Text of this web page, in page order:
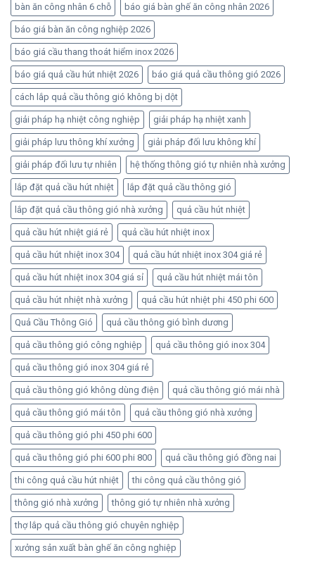
bàn ăn công nhân 6 chỗ báo giá bàn ghế ăn công nhân 2026
báo giá bàn ăn công nghiệp 2026
báo giá cầu thang thoát hiểm inox 2026
báo giá quả cầu hút nhiệt 2026 báo giá quả cầu thông gió 2026
cách lắp quả cầu thông gió không bị dột
giải pháp hạ nhiệt công nghiệp giải pháp hạ nhiệt xanh
giải pháp lưu thông khí xưởng giải pháp đối lưu không khí
giải pháp đối lưu tự nhiên hệ thống thông gió tự nhiên nhà xưởng
lắp đặt quả cầu hút nhiệt lắp đặt quả cầu thông gió
lắp đặt quả cầu thông gió nhà xưởng quả cầu hút nhiệt
quả cầu hút nhiệt giá rẻ quả cầu hút nhiệt inox
quả cầu hút nhiệt inox 304 quả cầu hút nhiệt inox 304 giá rẻ
quả cầu hút nhiệt inox 304 giá sỉ quả cầu hút nhiệt mái tôn
quả cầu hút nhiệt nhà xưởng quả cầu hút nhiệt phi 450 phi 600
Quả Cầu Thông Gió quả cầu thông gió bình dương
quả cầu thông gió công nghiệp quả cầu thông gió inox 304
quả cầu thông gió inox 304 giá rẻ
quả cầu thông gió không dùng điện quả cầu thông gió mái nhà
quả cầu thông gió mái tôn quả cầu thông gió nhà xưởng
quả cầu thông gió phi 450 phi 600
quả cầu thông gió phi 600 phi 800 quả cầu thông gió đồng nai
thi công quả cầu hút nhiệt thi công quả cầu thông gió
thông gió nhà xưởng thông gió tự nhiên nhà xưởng
thợ lắp quả cầu thông gió chuyên nghiệp
xưởng sản xuất bàn ghế ăn công nghiệp